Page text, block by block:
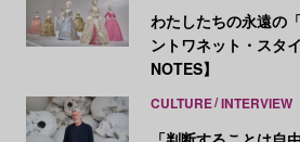
わたしたちの永遠の
ントワネット・スタ
NOTES】
CULTURE INTERVIEW